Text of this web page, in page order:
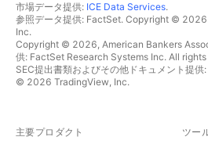
市場データ提供: ICE Data Services.
参照データ提供: FactSet. Copyright ©
Inc.
Copyright © 2026, American Bankers
供: FactSet Research Systems Inc. All
SEC提出書類およびその他ドキュメント提供:
© 2026 TradingView, Inc.
主要プロダクト ツー